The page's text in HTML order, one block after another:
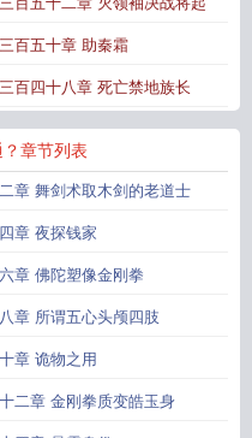
笔趣阁免费阅读无弹窗你选择提取
择提取神通完结免费
点中文你选择提取神通在线无弹
写写写写写写让你鉴定物品你选择
择提取神通?TXT
择提取神通在线阅读免费你选择提
本完结免费你选择提取神通最新章
提取神通笔趣阁
你选择提取神通免费
百五十章 助秦霜
百四十八章 死亡禁地族长
章节列表
章 舞剑术取木剑的老道士
章 夜探钱家
章 佛陀塑像金刚拳
章 所谓五心头颅四肢
章 诡物之用
二章 金刚拳质变皓玉身